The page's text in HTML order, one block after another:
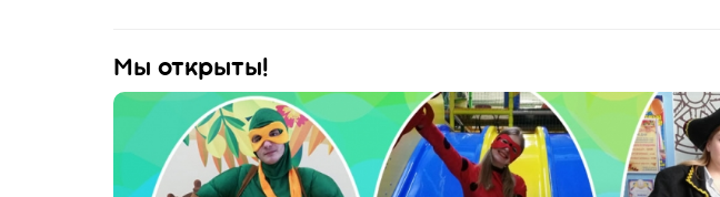
Мы открыты!